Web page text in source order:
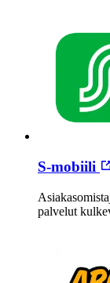
S-mobiili
palvelut